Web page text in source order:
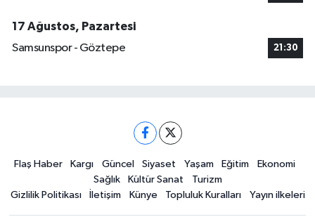
17 Ağustos, Pazartesi
Samsunspor - Göztepe
21:30
Flaş Haber Kargı Güncel Siyaset Yaşam Eğitim
Ekonomi
Sağlık
Kültür Sanat
Turizm
Gizlilik Politikası
İletişim Künye Topluluk Kuralları Yayın ilkeleri